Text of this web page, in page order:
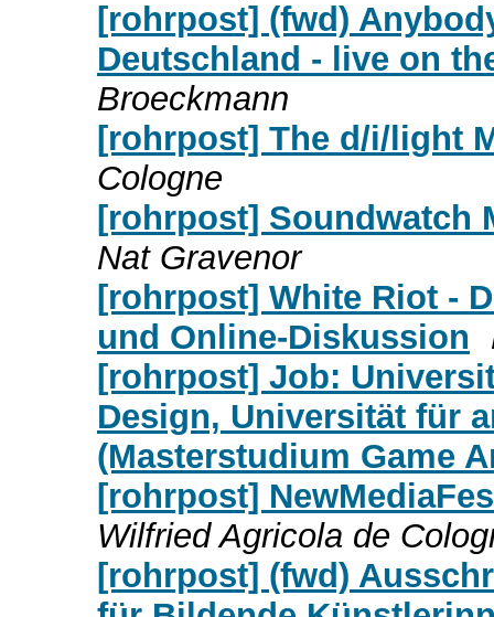
[rohrpost] (fwd)
Deutschland - live on
Broeckmann
[rohrpost] The d/i/light
Cologne
[rohrpost] Soundwatch
Nat Gravenor
[rohrpost] White Riot -
und Online-Diskussion
[rohrpost] Job:
Design, Universität für
(Masterstudium Game
[rohrpost]
Wilfried Agricola de
[rohrpost] (fwd)